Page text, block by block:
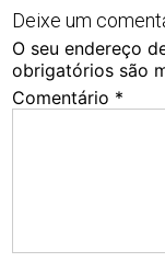
Deixe um
O seu endereço
obrigatórios são
Comentário *